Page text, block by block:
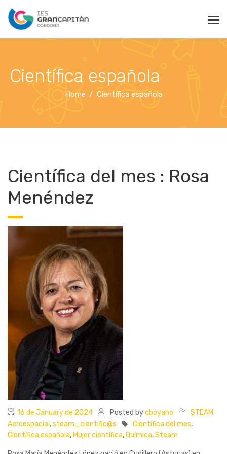
Científica española
Home Científica española
Científica del mes : Rosa
Menéndez
16 de January de 2024 Posted bycboyano
STEAM
Aeroespacial ,steam_cientific@s Científica del mes,
Científica española, Mujer científica,Química,Steam